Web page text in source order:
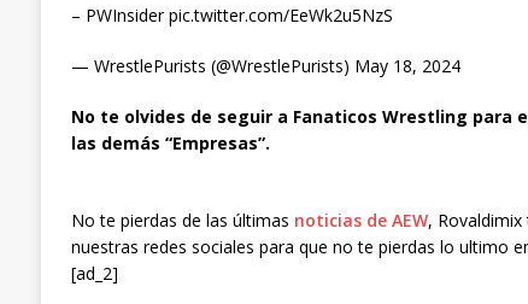
– PWInsider pic.twitter.com/EeWk2u5NzS
— WrestlePurists (@WrestlePurists) May 18, 2024
No te olvides de seguir a Fanaticos Wrestling para
las demás “Empresas”.
No te pierdas de las últimas noticias de AEW,
nuestras redes sociales para que no te pierdas lo ultimo
[ad_2]